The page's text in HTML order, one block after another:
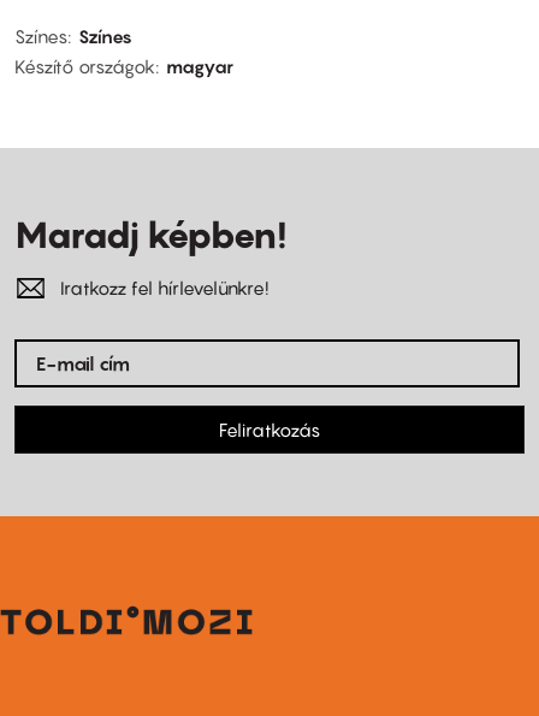
Színes Színes
Készítő országok
magyar
Maradj képben!
Iratkozz fel hírlevelünkre!
Feliratkozás